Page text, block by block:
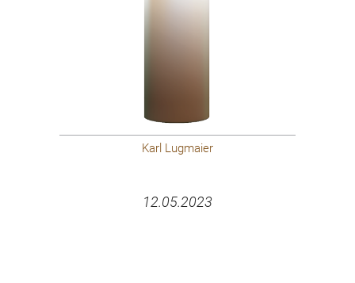
Karl Lugmaier
12.05.2023